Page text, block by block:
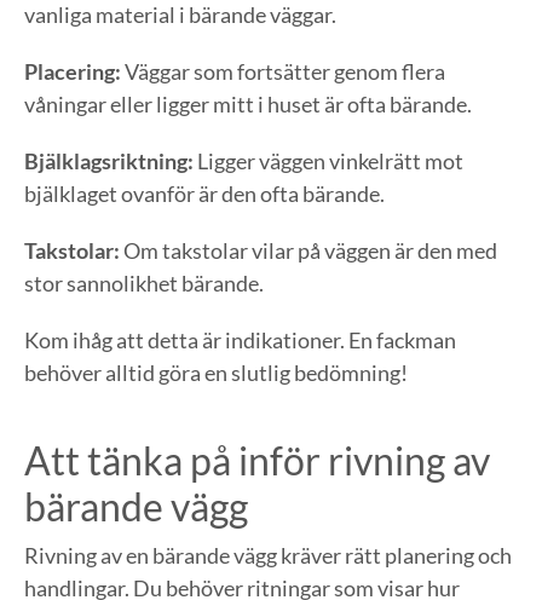
vanliga material i bärande väggar.
Placering:Väggar som fortsätter genom flera
våningar eller ligger mitt i huset är ofta bärande.
Bjälklagsriktning: Ligger väggen vinkelrätt mot
bjälklaget ovanför är den ofta bärande.
Takstolar:Om takstolar vilar på väggen är den med
stor sannolikhet bärande.
Kom ihåg att detta är indikationer. En fackman
behöver alltid göra en slutlig bedömning!
Att tänka på inför rivning av
bärande vägg
Rivning av en bärande vägg kräver rätt planering och
handlingar. Du behöver ritningar som visar hur